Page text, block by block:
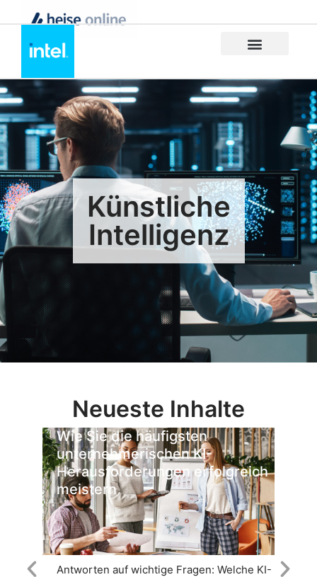
Künstliche
Intelligenz
Neueste Inhalte
Wie Sie die häufigsten
unternehmerischen KI-
Herausforderungen erfolgreich
meistern
Antworten auf wichtige Fragen: Welche KI-